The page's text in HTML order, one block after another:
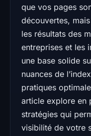
que vos pages
découvertes,
les résultats des
entreprises et les
une base solide
nuances de
pratiques
article explore en
stratégies qui
visibilité de votre